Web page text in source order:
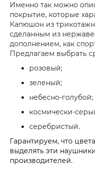
Именно так можно
покрытие, которые
Капюшон из
сделанным из
дополнением, как
Предлагаем выбрать
розовый;
зеленый;
небесно-голубой;
космически-
серебристый.
Гарантируем, что
выделять эти
производителей.